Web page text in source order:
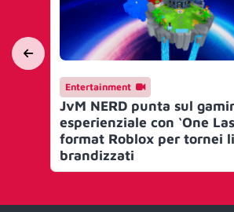
Entertainment
JvM NERD punta sul
esperienziale con ‘One
format Roblox per tornei
brandizzati